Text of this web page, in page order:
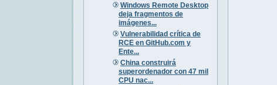
Windows Remote Desktop
deja fragmentos de
imágenes...
Vulnerabilidad crítica de
RCE en GitHub.com y
Ente...
China construirá
superordenador con 47 mil
CPU nac...